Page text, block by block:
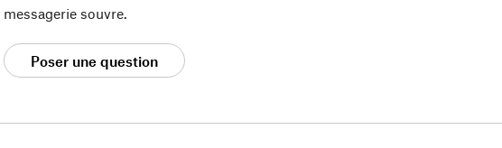
messagerie souvre.
Poser une question